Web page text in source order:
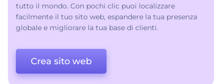
tutto il mondo. Con pochi clic puoi localizzare
facilmente il tuo sito web, espandere la tua presenza
globale e migliorare la tua base di clienti.
Crea sito web